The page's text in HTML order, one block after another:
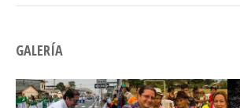
GALERÍA